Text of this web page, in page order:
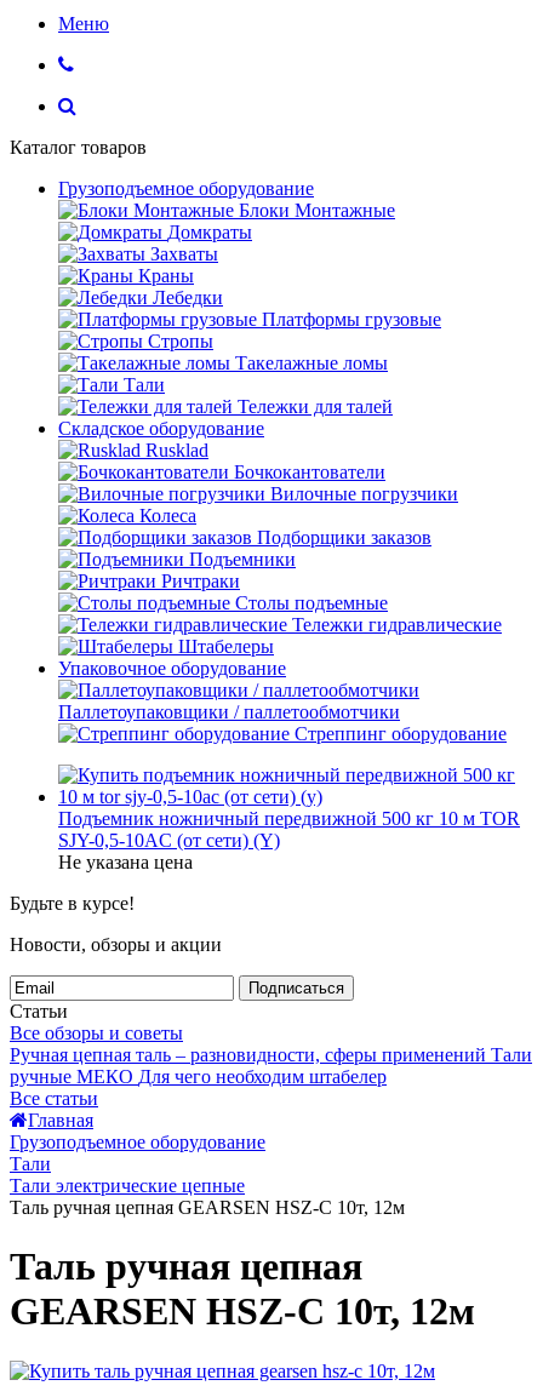
Меню
Каталог товаров
Грузоподъемное оборудование
Блоки Монтажные
Домкраты
Захваты
Краны
Лебедки
Платформы грузовые
Стропы
Такелажные ломы
Тали
Тележки для талей
Складское оборудование
Rusklad
Бочкокантователи
Вилочные погрузчики
Колеса
Подборщики заказов
Подъемники
Ричтраки
Столы подъемные
Тележки гидравлические
Штабелеры
Упаковочное оборудование
Паллетоупаковщики / паллетообмотчики
Стреппинг оборудование
Подъемник ножничный передвижной 500 кг 10 м TOR
SJY-0,5-10AC (от сети) (Y)
Не указана цена
Будьте в курсе!
Новости, обзоры и акции
Подписаться
Статьи
Все обзоры и советы
Ручная цепная таль – разновидности, сферы применений Тали
ручные МЕКО Для чего необходим штабелер
Все статьи
Главная
Грузоподъемное оборудование
Тали
Тали электрические цепные
Таль ручная цепная GEARSEN HSZ-C 10т, 12м
Таль ручная цепная
GEARSEN HSZ-C 10т, 12м